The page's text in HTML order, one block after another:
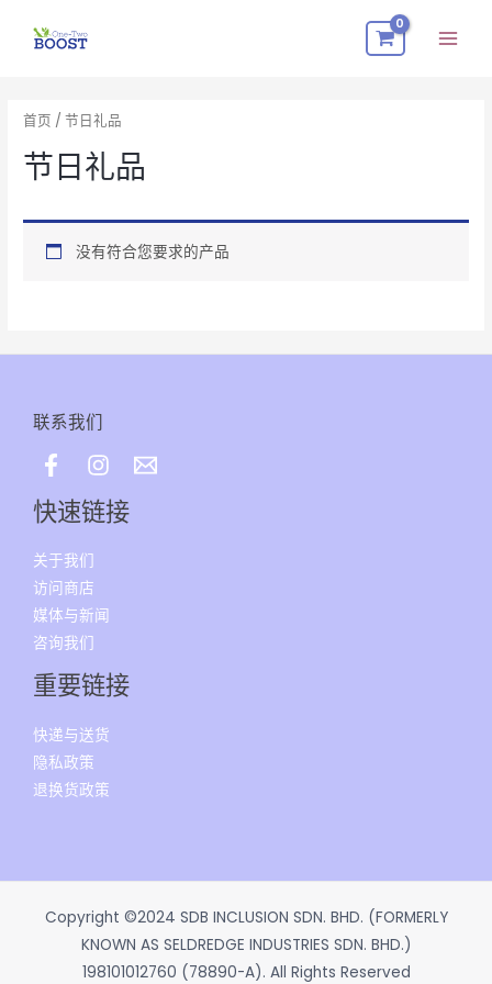
首页 / 节日礼品
节日礼品
没有符合您要求的产品
联系我们
快速链接
关于我们
访问商店
媒体与新闻
咨询我们
重要链接
快递与送货
隐私政策
退换货政策
Copyright ©2024 SDB INCLUSION SDN. BHD. (FORMERLY
KNOWN AS SELDREDGE INDUSTRIES SDN. BHD.)
198101012760 (78890-A). All Rights Reserved